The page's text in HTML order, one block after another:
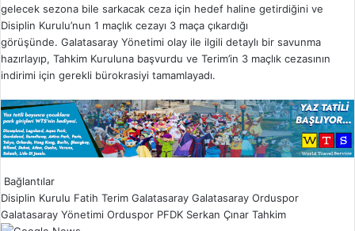
gelecek sezona bile sarkacak ceza için hedef haline getirdiğini ve
Disiplin Kurulu’nun 1 maçlık cezayı 3 maça çıkardığı
görüşünde. Galatasaray Yönetimi olay ile ilgili detaylı bir savunma
hazırlayıp, Tahkim Kuruluna başvurdu ve Terim’in 3 maçlık cezasının
indirimi için gerekli bürokrasiyi tamamlayadı.
Bağlantılar
Disiplin Kurulu Fatih Terim Galatasaray Galatasaray Orduspor
Galatasaray Yönetimi Orduspor PFDK Serkan Çınar Tahkim